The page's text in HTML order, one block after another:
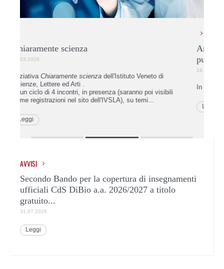
Anticipo esami II semestre L Biologia:
pubblicate le autorizzazioni
In allegato la tabella degli studenti autorizzati.
AVVISI
Secondo Bando per la copertura di insegnamenti
ufficiali CdS DiBio a.a. 2026/2027 a titolo
gratuito...
31.07.2026
Leggi